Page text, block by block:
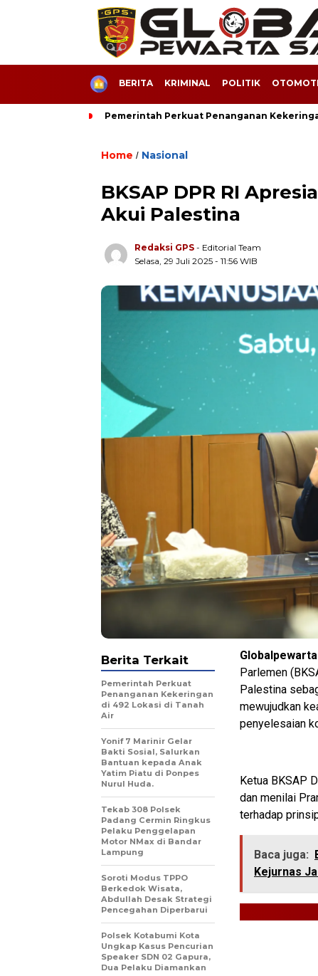
HOME
BERITA KRIMINAL POLITIK
Pemerintah Perkuat Penanganan
Home / Nasional
BKSAP DPR RI
Akui Palestina
Redaksi GPS - Editorial Team
Selasa, 29 Juli 2025 - 11:56 WIB
Parlemen
Palestina
mewujudkan
penyelesaian
Ketua BKSAP
dan menilai
terhadap
Baca juga:
Kejurnas
Berita Terkait
Pemerintah Perkuat
Penanganan Kekeringan
di 492 Lokasi di Tanah
Air
Yonif 7 Marinir Gelar
Bakti Sosial, Salurkan
Bantuan kepada Anak
Yatim Piatu di Ponpes
Nurul Huda.
Tekab 308 Polsek
Padang Cermin Ringkus
Pelaku Penggelapan
Motor NMax di Bandar
Lampung
Soroti Modus TPPO
Berkedok Wisata,
Abdullah Desak Strategi
Pencegahan Diperbarui
Polsek Kotabumi Kota
Ungkap Kasus Pencurian
Speaker SDN 02 Gapura,
Dua Pelaku Diamankan